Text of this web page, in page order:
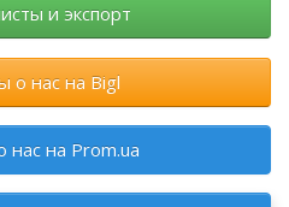
и экспорт
о нас на Bigl
на Prom.ua